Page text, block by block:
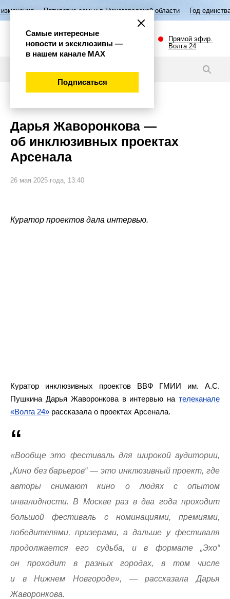
семьи в Нижегородской области Год единства народов России
Прямой эфир.
Волга 24
Дарья Жаворонкова —
об инклюзивных проектах
Арсенала
26 мая 2025 года, 13:40
Куратор проектов дала интервью.
Куратор инклюзивных проектов ВВФ ГМИИ им. А.С.
Пушкина Дарья Жаворонкова в интервью на телеканале
«Волга 24» рассказала о проектах Арсенала.
«Вообще это фестиваль для широкой аудитории,
„Кино без барьеров“ — это инклюзивный проект, где
авторы снимают кино о людях с опытом
инвалидности. В Москве раз в два года проходит
большой фестиваль с номинациями, премиями,
победителями, призерами, а дальше у фестиваля
продолжается его судьба, и в формате „Эхо“
он проходит в разных городах, в том числе
и в Нижнем Новгороде», — рассказала Дарья
Жаворонкова.
Самые интересные
новости и эксклюзивы —
в нашем канале МАХ
Подписаться